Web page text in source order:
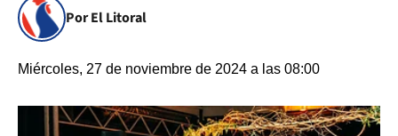
Por El Litoral
Miércoles, 27 de noviembre de 2024 a las 08:00